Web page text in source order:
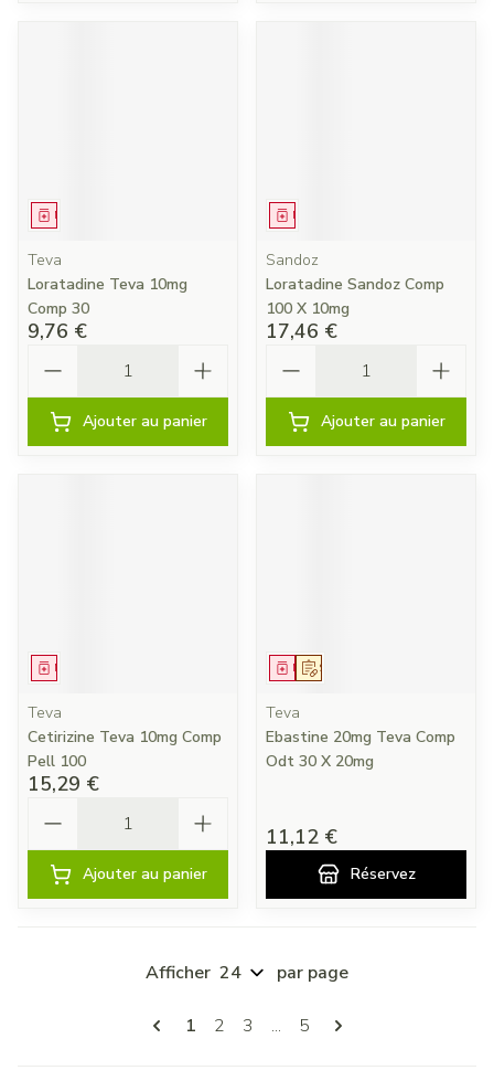
Médicament
Teva
Loratadine Teva 10mg
Comp 30
9,76 €
Ajouter au panier
Médicament
Sandoz
Loratadine Sandoz Comp
100 X 10mg
17,46 €
Ajouter au panier
Médicament
Teva
Cetirizine Teva 10mg Comp
Pell 100
15,29 €
Ajouter au panier
Sur prescription
Médicament
Teva
Ebastine 20mg Teva Comp
Odt 30 X 20mg
11,12 €
Réservez
Pages
Vous lisez actuellement la page
1 Page
2 Page
3 ... Page
5
Afficher par page